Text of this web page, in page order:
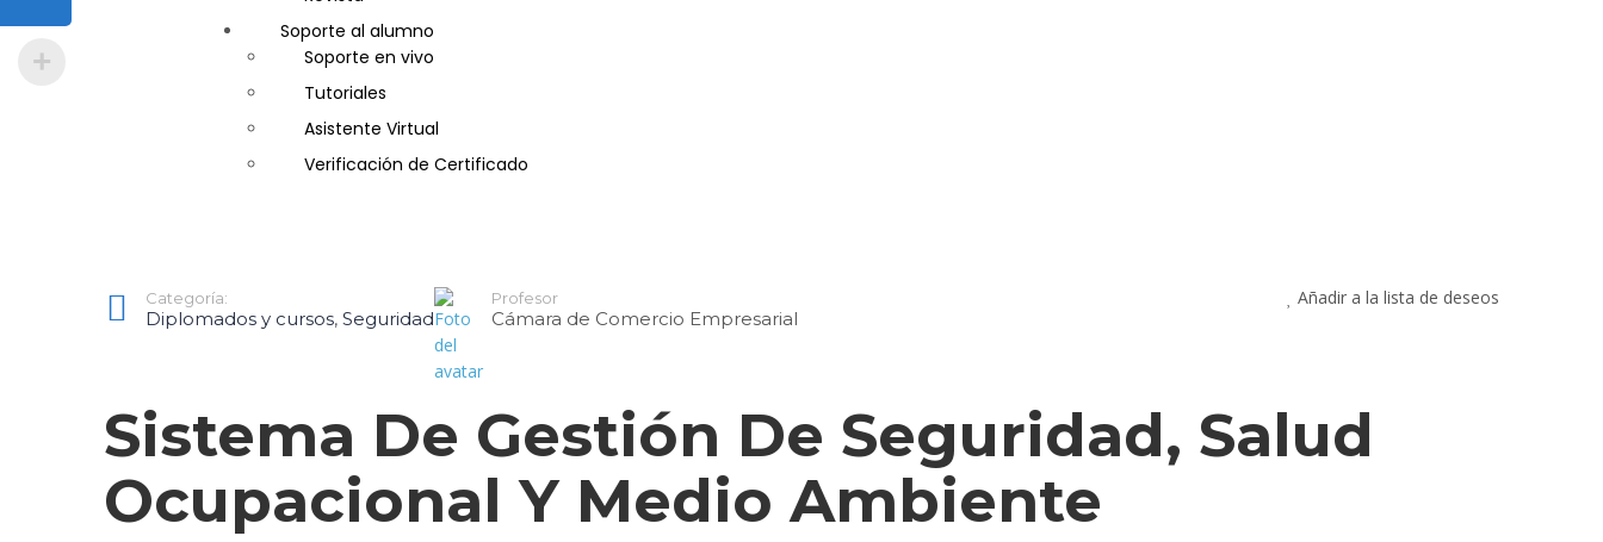
Guía de Turismo
Inglés Americano
Marketing y Publicidad
Medio Ambiente y Seguridad
Plataforma Bancaria y Comercial
Ventas de Productos y Servicios Financieros
Visitador Médico
Soporte al alumno
Soporte en vivo
Tutoriales
Asistente Virtual
Verificación de Certificado
Categoría:
Diplomados y cursos, Seguridad
Profesor
Cámara de Comercio Empresarial
Añadir a la lista de deseos
Sistema De Gestión De Seguridad, Salud
Ocupacional Y Medio Ambiente